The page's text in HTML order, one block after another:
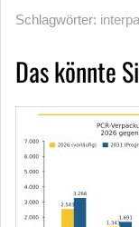
Schlagwörter:
Das könnte